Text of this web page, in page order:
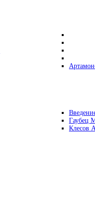
Гаубец
Клесов